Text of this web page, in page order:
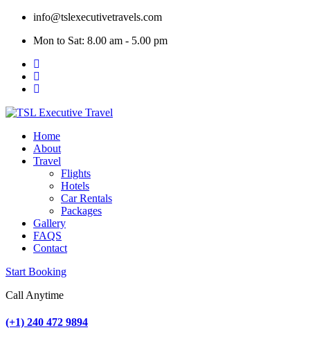
Skip
content
info@tslexecutivetravels.com
Mon to Sat: 8.00 am - 5.00 pm
Home
About
Travel
Flights
Hotels
Car Rentals
Packages
Gallery
FAQS
Contact
Start Booking
Call Anytime
(+1) 240 472 9894